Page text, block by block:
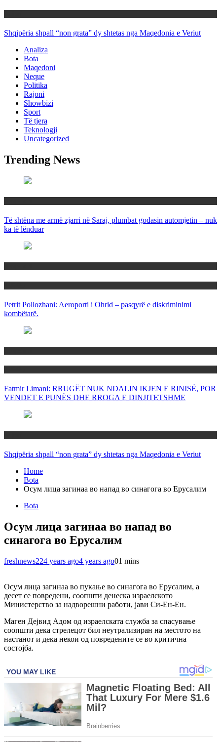
Shqipëria shpall “non grata” dy shtetas nga Maqedonia e Veriut
Analiza
Bota
Maqedoni
Neque
Politika
Rajoni
Showbizi
Sport
Të tjera
Teknologji
Uncategorized
Trending News
Të shtëna me armë zjarri në Saraj, plumbat godasin automjetin – nuk
ka të lënduar
Petrit Pollozhani: Aeroporti i Ohrid – pasqyrë e diskriminimi
kombëtarë.
Fatmir Limani: RRUGËT NUK NDALIN IKJEN E RINISË, POR
VENDET E PUNËS DHE RROGA E DINJITETSHME
Shqipëria shpall “non grata” dy shtetas nga Maqedonia e Veriut
Home
Bota
Осум лица загинаа во напад во синагога во Ерусалим
Bota
Осум лица загинаа во напад во
синагога во Ерусалим
freshnews224 years ago4 years ago01 mins
Осум лица загинаа во пукање во синагога во Ерусалим, а
десет се повредени, соопшти денеска израелското
Министерство за надворешни работи, јави Си-Ен-Ен.
Маген Дејвид Адом од израелската служба за спасување
соопшти дека стрелецот бил неутрализиран на местото на
настанот и дека некои од повредените се во критична
состојба.